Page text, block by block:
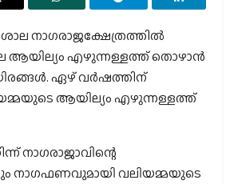
നാഗരാജക്ഷേത്രത്തില്‍
ആയില്യം എഴുന്നള്ളത്ത് തൊഴാന്‍
ഏഴ് വര്‍ഷത്തിന്
ആയില്യം എഴുന്നള്ളത്ത്
നാഗരാജാവിന്റെ
നാഗഫണവുമായി വലിയമ്മയുടെ